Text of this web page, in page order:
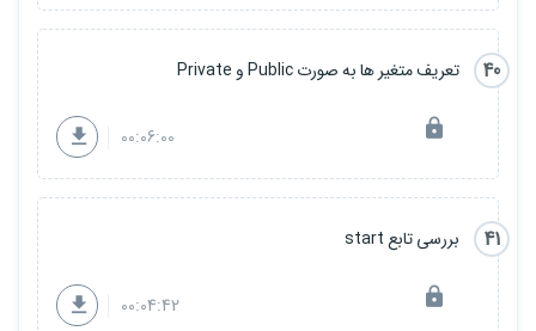
40 تعریف متغیر ها به صورت Public و Private
00:06:00
41 بررسی تابع start
00:04:42